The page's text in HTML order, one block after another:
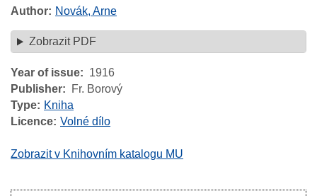
Author Novák, Arne
Zobrazit PDF
Year of issue
1916
Publisher
Fr. Borový
Type
Kniha
Licence Volné dílo
Zobrazit v Knihovním katalogu MU